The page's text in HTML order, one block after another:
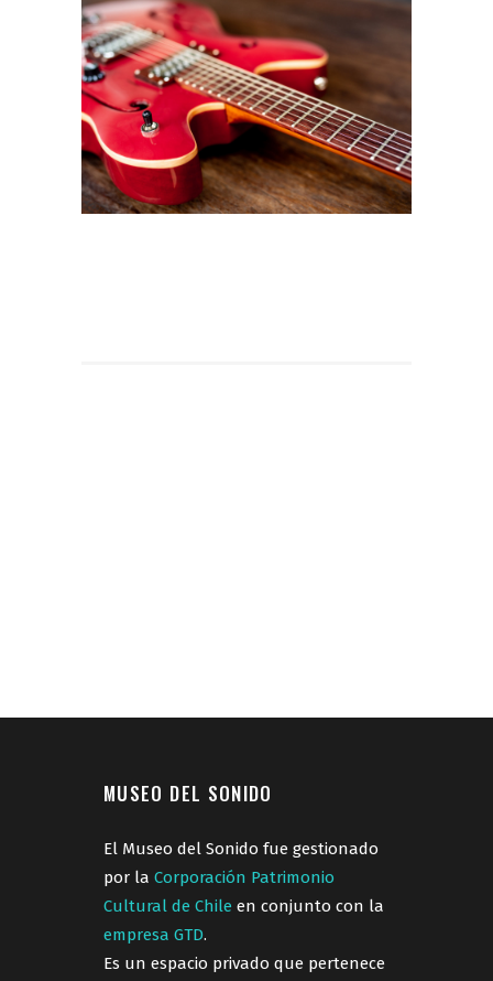
MUSEO DEL SONIDO
El Museo del Sonido fue gestionado
por la Corporación Patrimonio
Cultural de Chile en conjunto con la
empresa GTD.
Es un espacio privado que pertenece